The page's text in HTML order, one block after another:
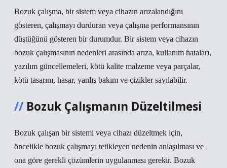
Bozuk çalışma, bir sistem veya cihazın arızalandığını
gösteren, çalışmayı durduran veya çalışma performansının
düştüğünü gösteren bir durumdur. Bir sistem veya cihazın
bozuk çalışmasının nedenleri arasında arıza, kullanım hataları,
yazılım güncellemeleri, kötü kalite malzeme veya parçalar,
kötü tasarım, hasar, yanlış bakım ve çizikler sayılabilir.
Bozuk Çalışmanın Düzeltilmesi
Bozuk çalışan bir sistemi veya cihazı düzeltmek için,
öncelikle bozuk çalışmayı tetikleyen nedenin anlaşılması ve
ona göre gerekli çözümlerin uygulanması gerekir. Bozuk